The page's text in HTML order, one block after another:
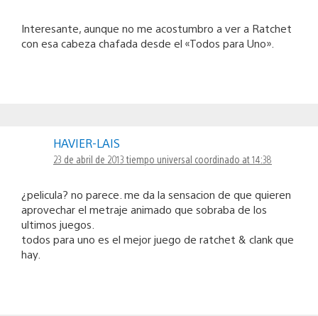
Interesante, aunque no me acostumbro a ver a Ratchet
con esa cabeza chafada desde el «Todos para Uno».
HAVIER-LAIS
23 de abril de 2013 tiempo universal coordinado at 14:38
¿pelicula? no parece. me da la sensacion de que quieren
aprovechar el metraje animado que sobraba de los
ultimos juegos.
todos para uno es el mejor juego de ratchet & clank que
hay.